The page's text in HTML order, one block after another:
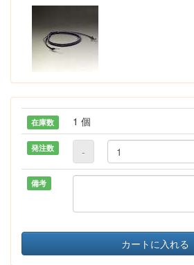
在庫数 1 個
発注数 -
備考
カートに入れる